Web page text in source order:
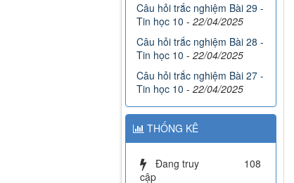
Câu hỏi trắc nghiệm Bài 29 -
Tin học 10 - 22/04/2025
Câu hỏi trắc nghiệm Bài 28 -
Tin học 10 - 22/04/2025
Câu hỏi trắc nghiệm Bài 27 -
Tin học 10 - 22/04/2025
THỐNG KÊ
Đang truy
cập
108